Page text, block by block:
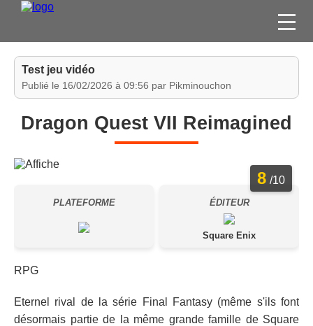
FILMS
JEUX VIDÉO
ESPACE
MEMBRE
Test jeu vidéo
Publié le 16/02/2026 à 09:56 par Pikminouchon
Dragon Quest VII Reimagined
8 /10
PLATEFORME ÉDITEUR
Square Enix
RPG
Eternel rival de la série Final Fantasy (même s'ils font
désormais partie de la même grande famille de Square